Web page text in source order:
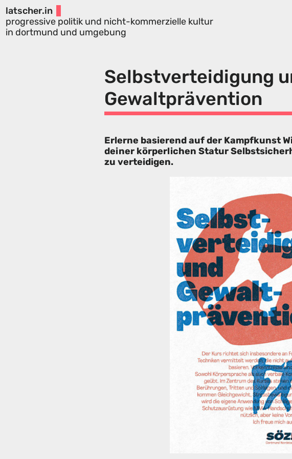
latscher.in
progressive politik und nicht-kommerzielle kultur
in dortmund und umgebung
Selbstverteidigung
Gewaltprävention
Erlerne basierend auf der Kampfkunst
deiner körperlichen Statur
zu verteidigen.